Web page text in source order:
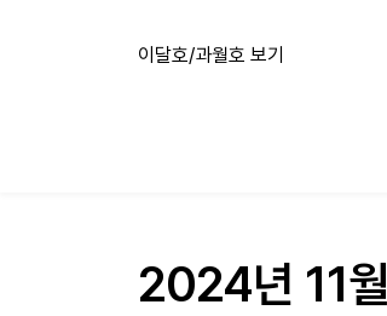
이달호/과월호 보기
2024년 11월